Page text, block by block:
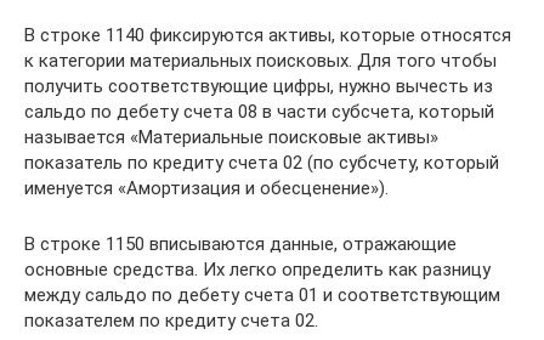
В строке 1140 фиксируются активы, которые относятся
к категории материальных поисковых. Для того чтобы
получить соответствующие цифры, нужно вычесть из
сальдо по дебету счета 08 в части субсчета, который
называется «Материальные поисковые активы»
показатель по кредиту счета 02 (по субсчету, который
именуется «Амортизация и обесценение»).
В строке 1150 вписываются данные, отражающие
основные средства. Их легко определить как разницу
между сальдо по дебету счета 01 и соответствующим
показателем по кредиту счета 02.